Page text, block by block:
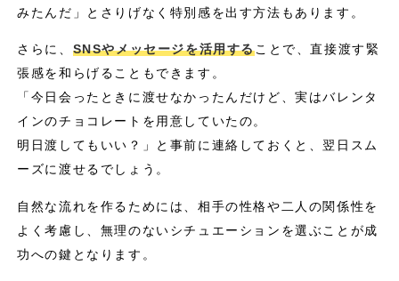
みたんだ」とさりげなく特別感を出す方法もあります。
さらに、 SNSやメッセージを活用することで、直接渡す緊
張感を和らげることもできます。
「今日会ったときに渡せなかったんだけど、実はバレンタ
インのチョコレートを用意していたの。
明日渡してもいい？」と事前に連絡しておくと、翌日スム
ーズに渡せるでしょう。
自然な流れを作るためには、相手の性格や二人の関係性を
よく考慮し、無理のないシチュエーションを選ぶことが成
功への鍵となります。